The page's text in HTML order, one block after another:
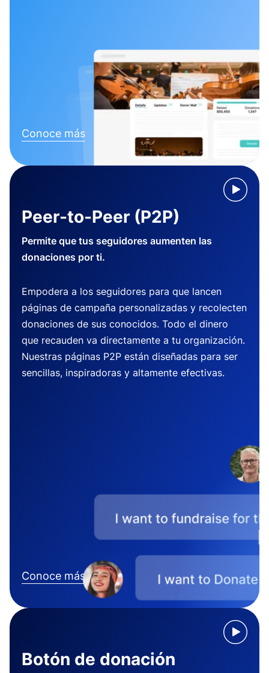
Conoce más
Peer-to-Peer (P2P)
Permite que tus seguidores aumenten las
donaciones por ti.
Empodera a los seguidores para que lancen
páginas de campaña personalizadas y recolecten
donaciones de sus conocidos. Todo el dinero
que recauden va directamente a tu organización.
Nuestras páginas P2P están diseñadas para ser
sencillas, inspiradoras y altamente efectivas.
Conoce más
Botón de donación